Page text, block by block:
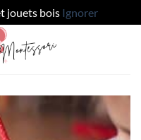
jouets bois Ignorer